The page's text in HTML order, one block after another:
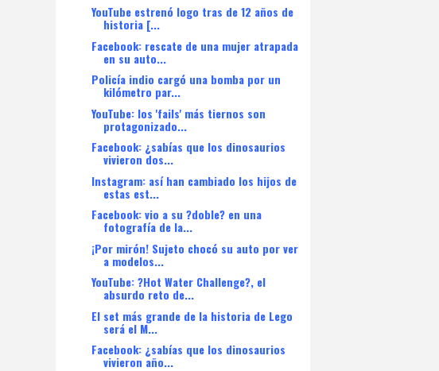
YouTube estrenó logo tras de 12 años de
historia [...
Facebook: rescate de una mujer atrapada
en su auto...
Policía indio cargó una bomba por un
kilómetro par...
YouTube: los 'fails' más tiernos son
protagonizado...
Facebook: ¿sabías que los dinosaurios
vivieron dos...
Instagram: así han cambiado los hijos de
estas est...
Facebook: vio a su ?doble? en una
fotografía de la...
¡Por mirón! Sujeto chocó su auto por ver
a modelos...
YouTube: ?Hot Water Challenge?, el
absurdo reto de...
El set más grande de la historia de Lego
será el M...
Facebook: ¿sabías que los dinosaurios
vivieron año...